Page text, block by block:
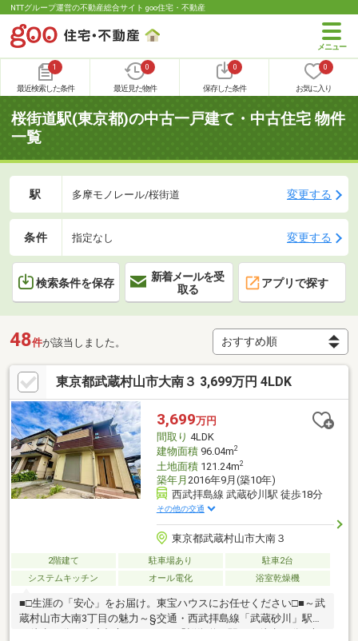
NTTグループ運営の不動産総合サイト goo住宅・不動産
1
最近検索した条件
0
最近見た物件
0
保存した条件
0
お気に入り
桜街道駅(東京都)の中古一戸建て・中古住宅 物件
一覧
駅 多摩モノレール/桜街道 変更する
条件 指定なし 変更する
検索条件を保存
新着メールを受
取る
アプリで探す
48件が該当しました。
東京都武蔵村山市大南３ 3,699万円 4LDK
3,699万円
間取り 4LDK
建物面積96.04m2
土地面積121.24m2
築年月 2016年9月(築10年)
西武拝島線 武蔵砂川駅 徒歩18分
その他の交通
東京都武蔵村山市大南３
2階建て 駐車場あり
駐車2台
システムキッチン
オール電化 浴室乾燥機
■□生涯の「安心」をお届け。東宝ハウスにお任せください□■～武
蔵村山市大南3丁目の魅力～§交通・西武拝島線「武蔵砂川」駅ま